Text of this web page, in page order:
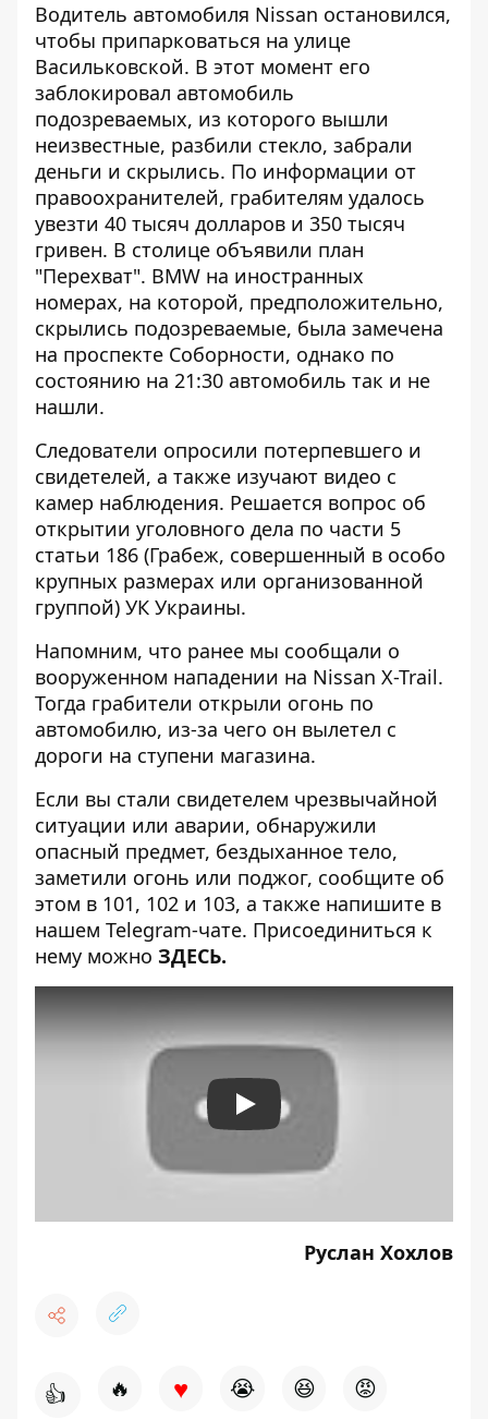
Водитель автомобиля Nissan остановился,
чтобы припарковаться на улице
Васильковской. В этот момент его
заблокировал автомобиль
подозреваемых, из которого вышли
неизвестные, разбили стекло, забрали
деньги и скрылись. По информации от
правоохранителей, грабителям удалось
увезти 40 тысяч долларов и 350 тысяч
гривен. В столице объявили план
"Перехват". BMW на иностранных
номерах, на которой, предположительно,
скрылись подозреваемые, была замечена
на проспекте Соборности, однако по
состоянию на 21:30 автомобиль так и не
нашли.
Следователи опросили потерпевшего и
свидетелей, а также изучают видео с
камер наблюдения. Решается вопрос об
открытии уголовного дела по части 5
статьи 186 (Грабеж, совершенный в особо
крупных размерах или организованной
группой) УК Украины.
Напомним, что ранее мы сообщали о
вооруженном нападении на Nissan X-Trail.
Тогда грабители открыли огонь по
автомобилю, из-за чего он вылетел с
дороги на ступени магазина.
Если вы стали свидетелем чрезвычайной
ситуации или аварии, обнаружили
опасный предмет, бездыханное тело,
заметили огонь или поджог, сообщите об
этом в 101, 102 и 103, а также напишите в
нашем Telegram-чате. Присоединиться к
нему можно ЗДЕСЬ.
Play
Руслан Хохлов
👍 🔥 ♥ 😭 😆 😡